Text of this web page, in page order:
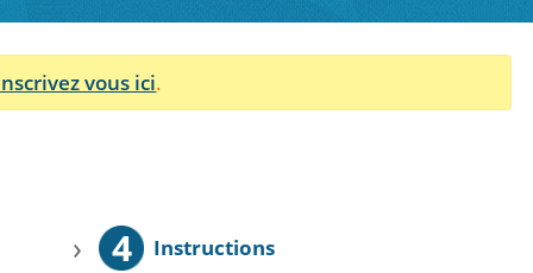
vous ici.
› 4 Instructions